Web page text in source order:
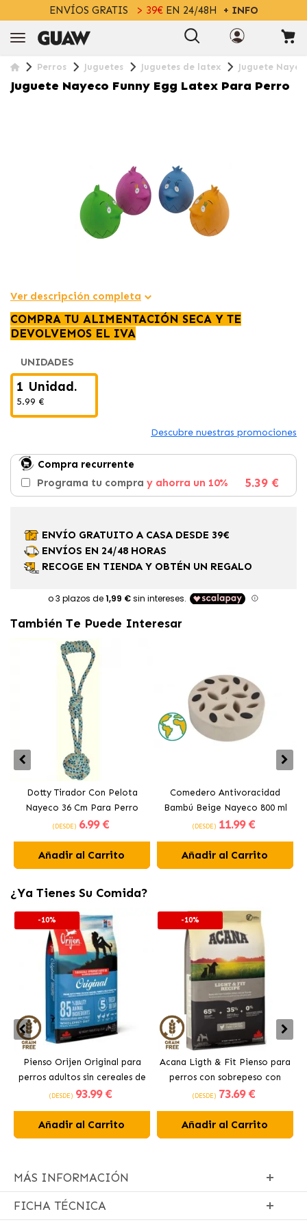
ENVÍOS GRATIS > 39€EN 24/48H + INFO
Perros Juguetes Juguetes de latex Juguete
Juguete Nayeco Funny Egg Latex Para Perro
Ver descripción completa
COMPRA TU ALIMENTACIÓN SECA Y TE
DEVOLVEMOS EL IVA
UNIDADES
1 Unidad.
5.99 €
Descubre nuestras promociones
Compra recurrente
Programa tu compra y ahorra un 10% 5.39 €
ENVÍO GRATUITO A CASA DESDE 39€
ENVÍOS EN 24/48 HORAS
RECOGE EN TIENDA Y OBTÉN UN REGALO
También Te Puede Interesar
Dotty Tirador Con Pelota
Nayeco 36 Cm Para Perro
(DESDE) 6.99 €
Añadir al Carrito
Comedero Antivoracidad
Bambú Beige Nayeco 800 ml
(DESDE) 11.99 €
Añadir al Carrito
¿Ya Tienes Su Comida?
-10%
Pienso Orijen Original para
perros adultos sin cereales de
pollo
(DESDE) 93.99 €
Añadir al Carrito
-10%
Acana Ligth & Fit Pienso para
perros con sobrepeso con
pollo fresco
(DESDE) 73.69 €
Añadir al Carrito
MÁS INFORMACIÓN
FICHA TÉCNICA